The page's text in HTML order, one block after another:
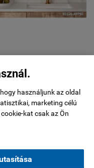
használjunk az oldal
marketing célú
kat csak az Ön